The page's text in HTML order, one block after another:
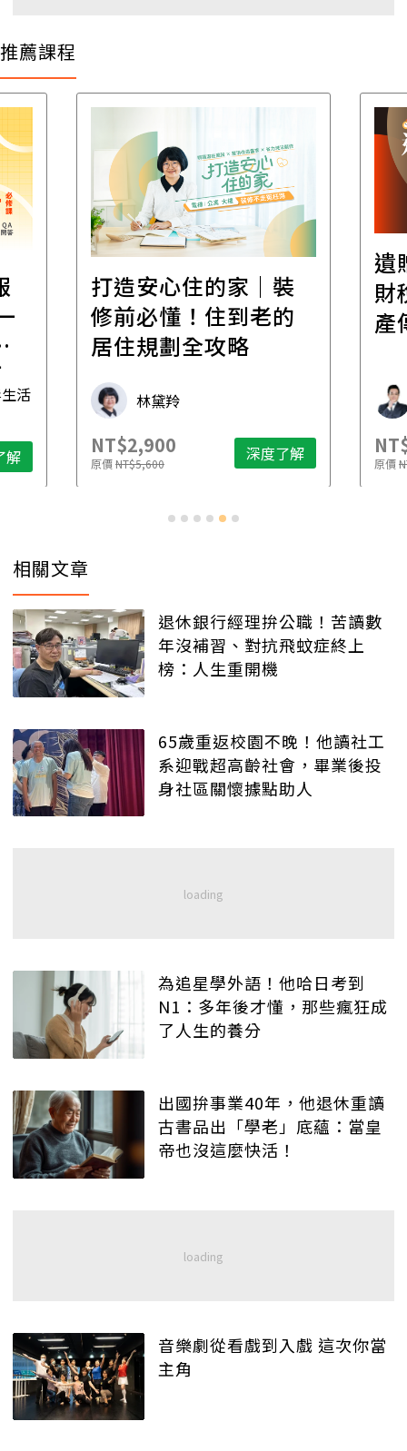
推薦課程
活
解
打造安心住的家｜裝
修前必懂！住到老的
居住規劃全攻略
林黛羚
NT$2,900
原價NT$5,600 深度了解
遺
財
產
原價
相關文章
退休銀行經理拚公職！苦讀數
年沒補習、對抗飛蚊症終上
榜：人生重開機
65歲重返校園不晚！他讀社工
系迎戰超高齡社會，畢業後投
身社區關懷據點助人
為追星學外語！他哈日考到
N1：多年後才懂，那些瘋狂成
了人生的養分
出國拚事業40年，他退休重讀
古書品出「學老」底蘊：當皇
帝也沒這麼快活！
音樂劇從看戲到入戲 這次你當
主角